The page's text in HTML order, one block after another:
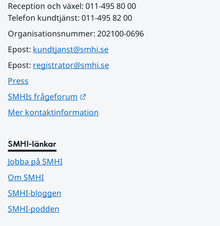
Reception och växel: 011-495 80 00
Telefon kundtjänst: 011-495 82 00
Organisationsnummer: 202100-0696
Epost: kundtjanst@smhi.se
Epost: registrator@smhi.se
Press
SMHIs frågeforum
Mer kontaktinformation
SMHI-länkar
Jobba på SMHI
Om SMHI
SMHI-bloggen
SMHI-podden